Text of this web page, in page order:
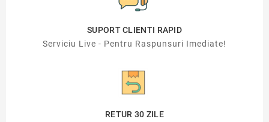
SUPORT CLIENTI RAPID
Serviciu Live - Pentru Raspunsuri Imediate!
RETUR 30 ZILE